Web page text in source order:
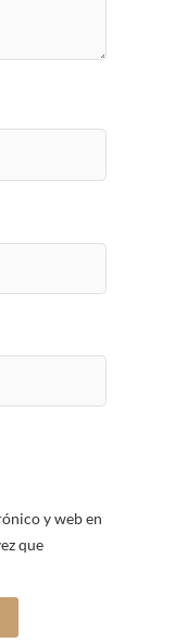
y web en
que